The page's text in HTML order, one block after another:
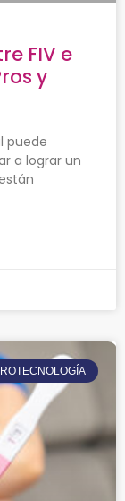
FIV e
y
puede
a lograr un